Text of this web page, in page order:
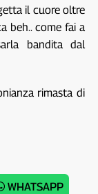
il cuore oltre
beh.. come fai a
bandita dal
rimasta di
WHATSAPP